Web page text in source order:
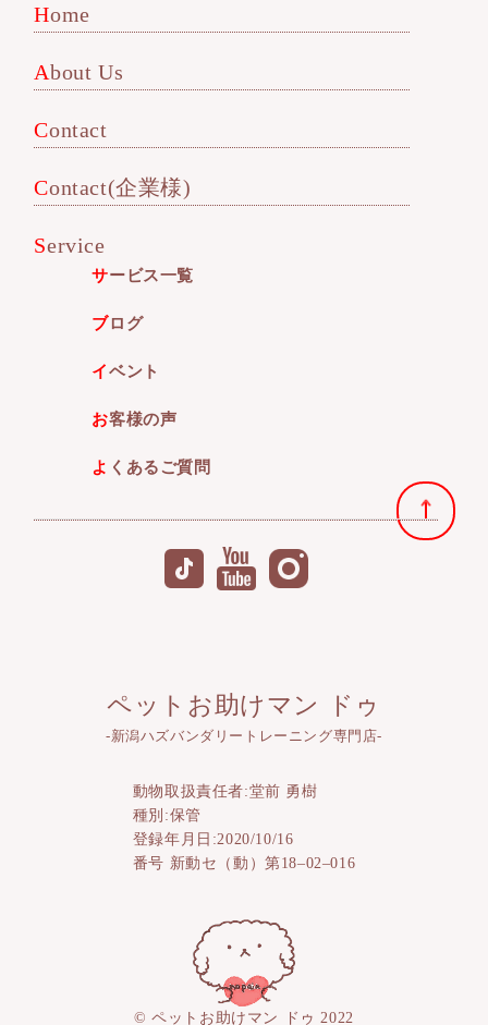
Home
About Us
Contact
Contact(企業様)
Service
サービス一覧
ブログ
イベント
お客様の声
よくあるご質問
ペットお助けマン ドゥ
-新潟ハズバンダリートレーニング専門店-
動物取扱責任者:堂前 勇樹
種別:保管
登録年月日:2020/10/16
番号 新動セ（動）第18–02–016
© ペットお助けマン ドゥ 2022